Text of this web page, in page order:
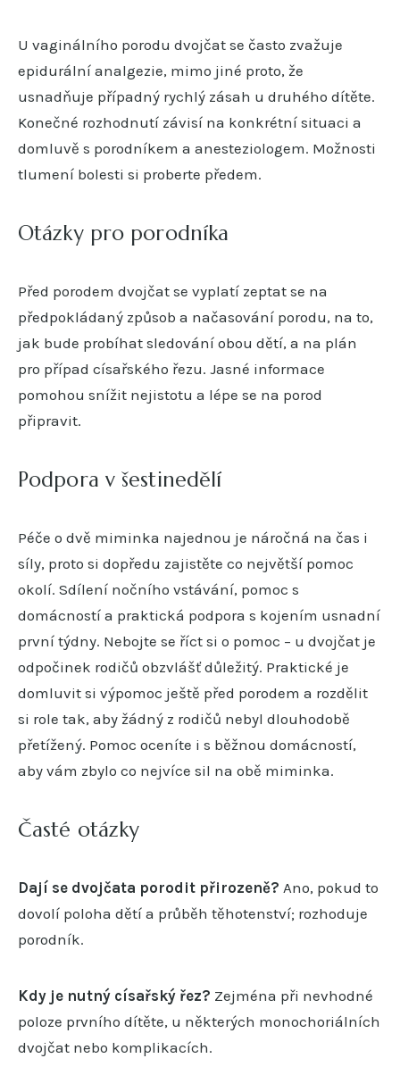
U vaginálního porodu dvojčat se často zvažuje
epidurální analgezie, mimo jiné proto, že
usnadňuje případný rychlý zásah u druhého dítěte.
Konečné rozhodnutí závisí na konkrétní situaci a
domluvě s porodníkem a anesteziologem. Možnosti
tlumení bolesti si proberte předem.
Otázky pro porodníka
Před porodem dvojčat se vyplatí zeptat se na
předpokládaný způsob a načasování porodu, na to,
jak bude probíhat sledování obou dětí, a na plán
pro případ císařského řezu. Jasné informace
pomohou snížit nejistotu a lépe se na porod
připravit.
Podpora v šestinedělí
Péče o dvě miminka najednou je náročná na čas i
síly, proto si dopředu zajistěte co největší pomoc
okolí. Sdílení nočního vstávání, pomoc s
domácností a praktická podpora s kojením usnadní
první týdny. Nebojte se říct si o pomoc – u dvojčat je
odpočinek rodičů obzvlášť důležitý. Praktické je
domluvit si výpomoc ještě před porodem a rozdělit
si role tak, aby žádný z rodičů nebyl dlouhodobě
přetížený. Pomoc oceníte i s běžnou domácností,
aby vám zbylo co nejvíce sil na obě miminka.
Časté otázky
Dají se dvojčata porodit přirozeně? Ano, pokud to
dovolí poloha dětí a průběh těhotenství; rozhoduje
porodník.
Kdy je nutný císařský řez? Zejména při nevhodné
poloze prvního dítěte, u některých monochoriálních
dvojčat nebo komplikacích.